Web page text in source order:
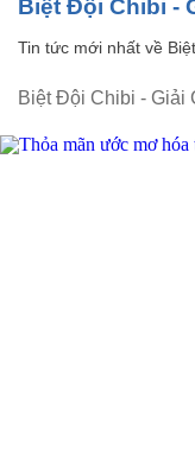
Biệt Đội Chibi
Tin tức mới nhất về
Biệt Đội Chibi - Giải